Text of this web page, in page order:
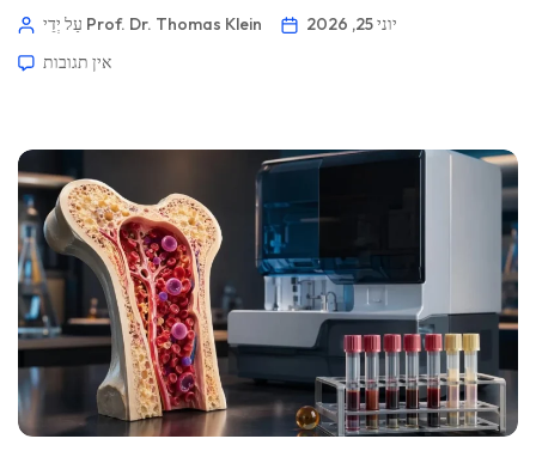
בתאריכים, בתסמינים ובממצאי אולטרסאונד. 📖 ~11 דקות 📅עַל יְדֵי Prof. Dr. Thomas Klein
יוני 25, 2026
אין תגובות